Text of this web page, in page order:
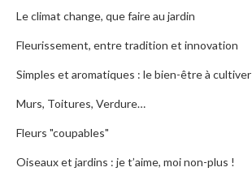
Le climat change, que faire au jardin
Fleurissement, entre tradition et innovation
Simples et aromatiques : le bien-être à cultiver
Murs, Toitures, Verdure…
Fleurs "coupables"
Oiseaux et jardins : je t’aime, moi non-plus !